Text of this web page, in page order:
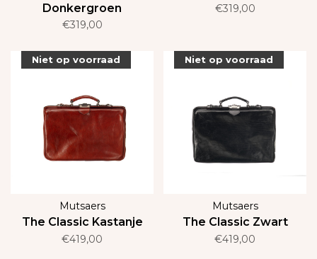
Donkergroen
€319,00
€319,00
Niet op voorraad
Mutsaers
The Classic Kastanje
€419,00
Niet op voorraad
Mutsaers
The Classic Zwart
€419,00